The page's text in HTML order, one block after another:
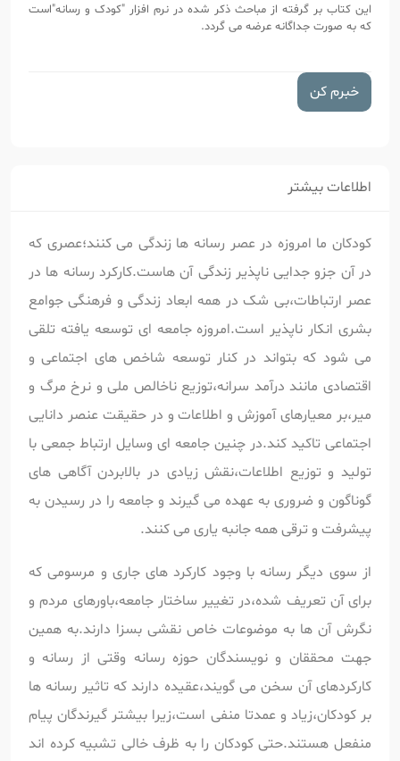
این کتاب بر گرفته از مباحث ذکر شده در نرم افزار "کودک و رسانه"است
که به صورت جداگانه عرضه می گردد.
خبرم کن
اطلاعات بیشتر
کودکان ما امروزه در عصر رسانه ها زندگی می کنند؛عصری که
در آن جزو جدایی ناپذیر زندگی آن هاست.کارکرد رسانه ها در
عصر ارتباطات،بی شک در همه ابعاد زندگی و فرهنگی جوامع
بشری انکار ناپذیر است.امروزه جامعه ای توسعه یافته تلقی
می شود که بتواند در کنار توسعه شاخص های اجتماعی و
اقتصادی مانند درآمد سرانه،توزیع ناخالص ملی و نرخ مرگ و
میر،بر معیارهای آموزش و اطلاعات و در حقیقت عنصر دانایی
اجتماعی تاکید کند.در چنین جامعه ای وسایل ارتباط جمعی با
تولید و توزیع اطلاعات،نقش زیادی در بالابردن آگاهی های
گوناگون و ضروری به عهده می گیرند و جامعه را در رسیدن به
پیشرفت و ترقی همه جانبه یاری می کنند.
از سوی دیگر رسانه با وجود کارکرد های جاری و مرسومی که
برای آن تعریف شده،در تغییر ساختار جامعه،باورهای مردم و
نگرش آن ها به موضوعات خاص نقشی بسزا دارند.به همین
جهت محققان و نویسندگان حوزه رسانه وقتی از رسانه و
کارکردهای آن سخن می گویند،عقیده دارند که تاثیر رسانه ها
بر کودکان،زیاد و عمدتا منفی است،زیرا بیشتر گیرندگان پیام
منفعل هستند.حتی کودکان را به ظرف خالی تشبیه کرده اند